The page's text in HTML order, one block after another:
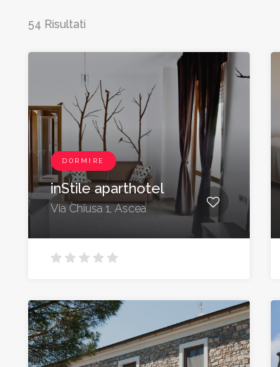
54 Risultati
DORMIRE
inStile aparthotel
Via Chiusa 1, Ascea